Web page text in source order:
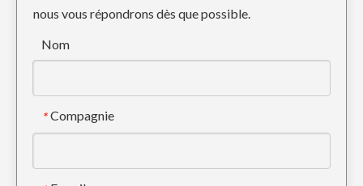
Mini roche seau d'excavatrice de 72 pouces PC300 207-939-5120-50
nous vous répondrons dès que possible.
Nom
* Compagnie